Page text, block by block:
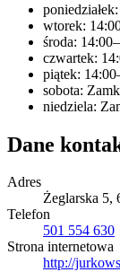
wtorek:
środa:
czwartek:
piątek:
sobota:
niedziela:
Dane
Adres
Żeglarska 5,
Telefon
501 554 630
Strona internetowa
http://